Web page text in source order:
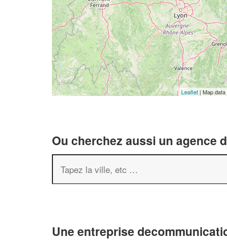
Leaflet | Map
Ou cherchez aussi un agence
Une entreprise